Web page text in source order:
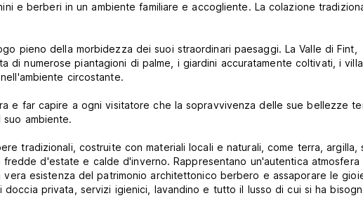
e berberi in un ambiente familiare e accogliente. La colazione
pieno della morbidezza dei suoi straordinari paesaggi. La Valle di Fint,
di numerose piantagioni di palme, i giardini accuratamente coltivati, i
circostante.
e far capire a ogni visitatore che la sopravvivenza delle sue bellezze
ambiente.
tradizionali, costruite con materiali locali e naturali, come terra, argilla,
d'estate e calde d'inverno. Rappresentano un'autentica atmosfera
esistenza del patrimonio architettonico berbero e assaporare le
privata, servizi igienici, lavandino e tutto il lusso di cui si ha